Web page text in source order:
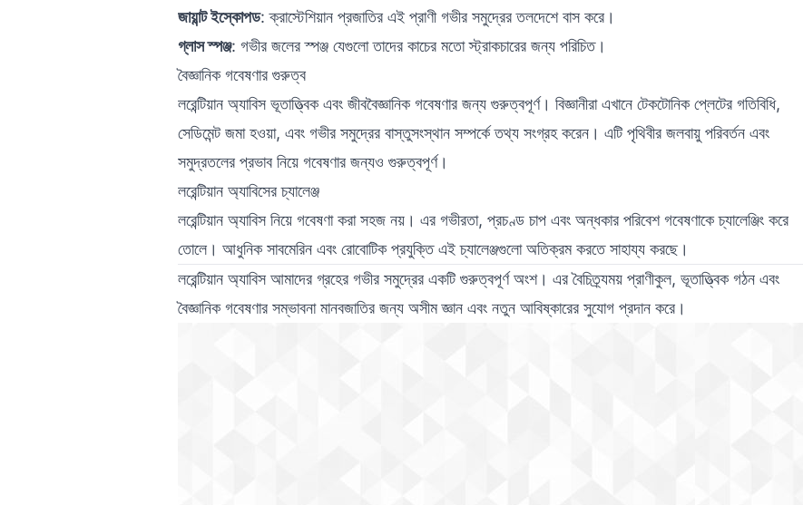
জায়ান্ট ইস্কোপড: ক্রাস্টেশিয়ান প্রজাতির এই প্রাণী গভীর সমুদ্রের তলদেশে বাস করে।
গ্লাস স্পঞ্জ: গভীর জলের স্পঞ্জ যেগুলো তাদের কাচের মতো স্ট্রাকচারের জন্য পরিচিত।
বৈজ্ঞানিক গবেষণার গুরুত্ব
লরেন্টিয়ান অ্যাবিস ভূতাত্ত্বিক এবং জীববৈজ্ঞানিক গবেষণার জন্য গুরুত্বপূর্ণ। বিজ্ঞানীরা এখানে টেকটোনিক প্লেটের গতিবিধি,
সেডিমেন্ট জমা হওয়া, এবং গভীর সমুদ্রের বাস্তুসংস্থান সম্পর্কে তথ্য সংগ্রহ করেন। এটি পৃথিবীর জলবায়ু পরিবর্তন এবং
সমুদ্রতলের প্রভাব নিয়ে গবেষণার জন্যও গুরুত্বপূর্ণ।
লরেন্টিয়ান অ্যাবিসের চ্যালেঞ্জ
লরেন্টিয়ান অ্যাবিস নিয়ে গবেষণা করা সহজ নয়। এর গভীরতা, প্রচণ্ড চাপ এবং অন্ধকার পরিবেশ গবেষণাকে চ্যালেঞ্জিং করে
তোলে। আধুনিক সাবমেরিন এবং রোবোটিক প্রযুক্তি এই চ্যালেঞ্জগুলো অতিক্রম করতে সাহায্য করছে।
লরেন্টিয়ান অ্যাবিস আমাদের গ্রহের গভীর সমুদ্রের একটি গুরুত্বপূর্ণ অংশ। এর বৈচিত্র্যময় প্রাণীকুল, ভূতাত্ত্বিক গঠন এবং
বৈজ্ঞানিক গবেষণার সম্ভাবনা মানবজাতির জন্য অসীম জ্ঞান এবং নতুন আবিষ্কারের সুযোগ প্রদান করে।